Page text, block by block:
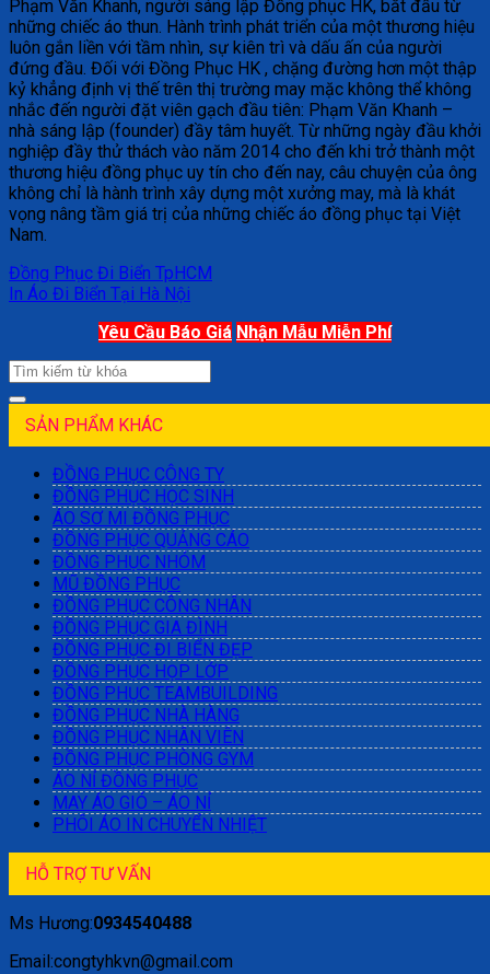
Phạm Văn Khanh, người sáng lập Đồng phục HK, bắt đầu từ
những chiếc áo thun. Hành trình phát triển của một thương hiệu
luôn gắn liền với tầm nhìn, sự kiên trì và dấu ấn của người
đứng đầu. Đối với Đồng Phục HK , chặng đường hơn một thập
kỷ khẳng định vị thế trên thị trường may mặc không thể không
nhắc đến người đặt viên gạch đầu tiên: Phạm Văn Khanh –
nhà sáng lập (founder) đầy tâm huyết. Từ những ngày đầu khởi
nghiệp đầy thử thách vào năm 2014 cho đến khi trở thành một
thương hiệu đồng phục uy tín cho đến nay, câu chuyện của ông
không chỉ là hành trình xây dựng một xưởng may, mà là khát
vọng nâng tầm giá trị của những chiếc áo đồng phục tại Việt
Nam.
Đồng Phục Đi Biển TpHCM
In Áo Đi Biển Tại Hà Nội
Yêu Cầu Báo Giá Nhận Mẫu Miễn Phí
SẢN PHẨM KHÁC
ĐỒNG PHỤC CÔNG TY
ĐỒNG PHỤC HỌC SINH
ÁO SƠ MI ĐỒNG PHỤC
ĐỒNG PHỤC QUẢNG CÁO
ĐỒNG PHỤC NHÓM
MŨ ĐỒNG PHỤC
ĐỒNG PHỤC CÔNG NHÂN
ĐỒNG PHỤC GIA ĐÌNH
ĐỒNG PHỤC ĐI BIỂN ĐẸP
ĐỒNG PHỤC HỌP LỚP
ĐỒNG PHỤC TEAMBUILDING
ĐỒNG PHỤC NHÀ HÀNG
ĐỒNG PHỤC NHÂN VIÊN
ĐỒNG PHỤC PHÒNG GYM
ÁO NỈ ĐỒNG PHỤC
MAY ÁO GIÓ – ÁO NỈ
PHÔI ÁO IN CHUYỂN NHIỆT
HỖ TRỢ TƯ VẤN
Ms Hương:0934540488
Email:congtyhkvn@gmail.com